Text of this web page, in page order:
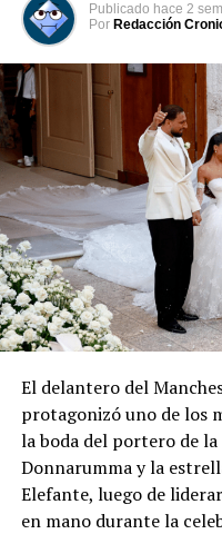
Publicado hace 2
Por Redacción
El delantero del
protagonizó uno de los
la boda del portero de
Donnarumma y la
Elefante, luego de
en mano durante la